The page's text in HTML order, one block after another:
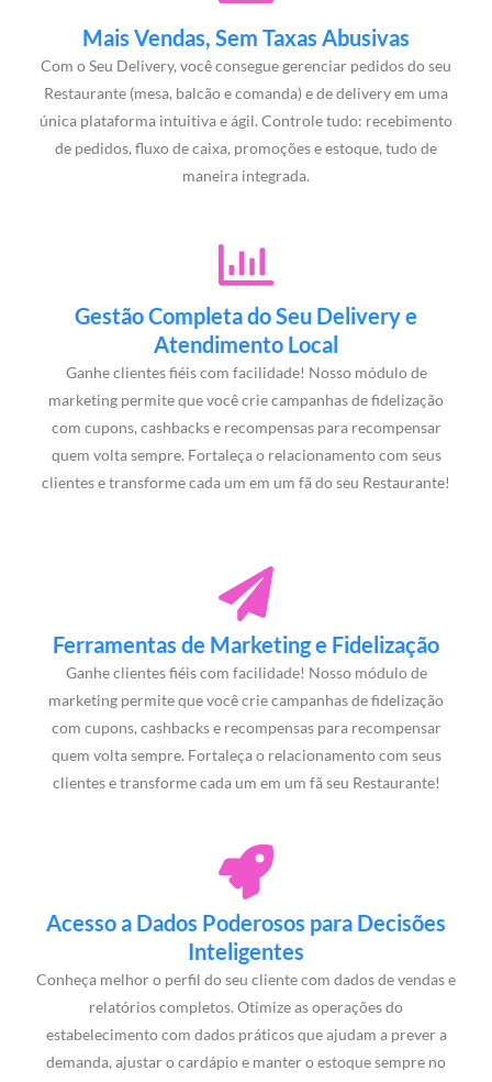
Mais Vendas, Sem Taxas Abusivas
Com o Seu Delivery, você consegue gerenciar pedidos do seu
Restaurante (mesa, balcão e comanda) e de delivery em uma
única plataforma intuitiva e ágil. Controle tudo: recebimento
de pedidos, fluxo de caixa, promoções e estoque, tudo de
maneira integrada.
Gestão Completa do Seu Delivery e
Atendimento Local
Ganhe clientes fiéis com facilidade! Nosso módulo de
marketing permite que você crie campanhas de fidelização
com cupons, cashbacks e recompensas para recompensar
quem volta sempre. Fortaleça o relacionamento com seus
clientes e transforme cada um em um fã do seu Restaurante!
Ferramentas de Marketing e Fidelização
Ganhe clientes fiéis com facilidade! Nosso módulo de
marketing permite que você crie campanhas de fidelização
com cupons, cashbacks e recompensas para recompensar
quem volta sempre. Fortaleça o relacionamento com seus
clientes e transforme cada um em um fã seu Restaurante!
Acesso a Dados Poderosos para Decisões
Inteligentes
Conheça melhor o perfil do seu cliente com dados de vendas e
relatórios completos. Otimize as operações do
estabelecimento com dados práticos que ajudam a prever a
demanda, ajustar o cardápio e manter o estoque sempre no